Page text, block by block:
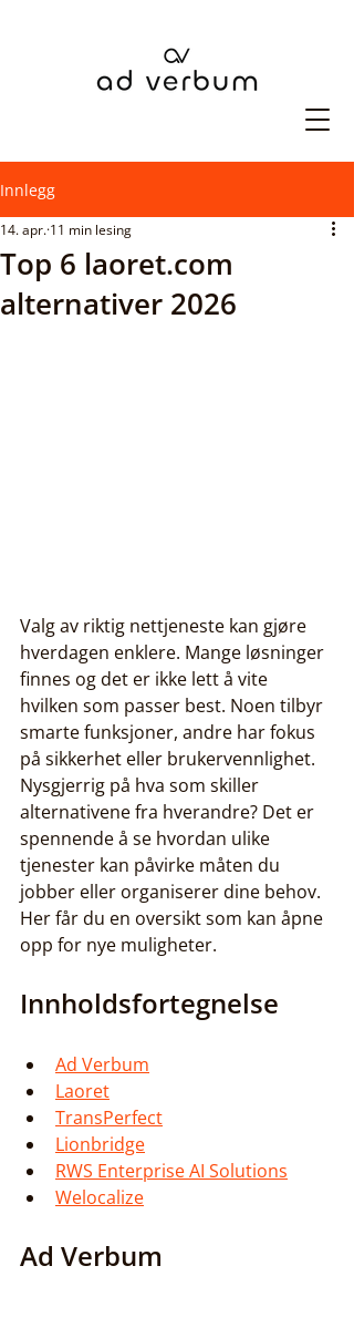
Innlegg
Top 6 laoret.com
alternativer 2026
14. apr. 11 min lesing
Valg av riktig nettjeneste kan gjøre
hverdagen enklere. Mange løsninger
finnes og det er ikke lett å vite
hvilken som passer best. Noen tilbyr
smarte funksjoner, andre har fokus
på sikkerhet eller brukervennlighet.
Nysgjerrig på hva som skiller
alternativene fra hverandre? Det er
spennende å se hvordan ulike
tjenester kan påvirke måten du
jobber eller organiserer dine behov.
Her får du en oversikt som kan åpne
opp for nye muligheter.
Innholdsfortegnelse
Ad Verbum
Laoret
TransPerfect
Lionbridge
RWS Enterprise AI Solutions
Welocalize
Ad Verbum